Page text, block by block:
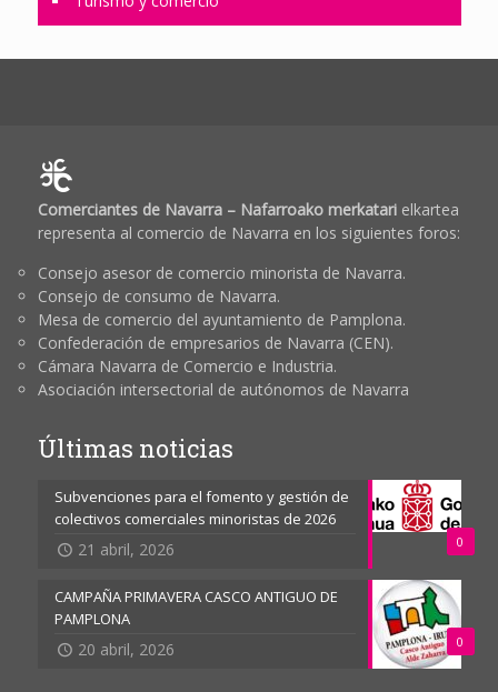
Comerciantes de Navarra – Nafarroako merkatarielkartea
representa al comercio de Navarra en los siguientes foros:
Consejo asesor de comercio minorista de Navarra.
Consejo de consumo de Navarra.
Mesa de comercio del ayuntamiento de Pamplona.
Confederación de empresarios de Navarra (CEN).
Cámara Navarra de Comercio e Industria.
Asociación intersectorial de autónomos de Navarra
Últimas noticias
0
Subvenciones para el fomento y gestión de
colectivos comerciales minoristas de 2026
21 abril, 2026
0
CAMPAÑA PRIMAVERA CASCO ANTIGUO DE
PAMPLONA
20 abril, 2026